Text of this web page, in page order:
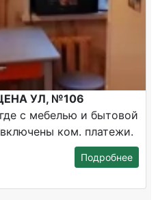
УЛ, №106
с мебелью и бытовой
ком. платежи.
Подробнее